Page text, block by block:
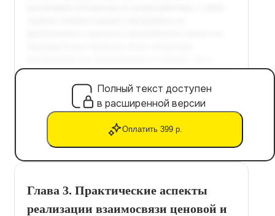
Полный текст доступен
в расширенной версии
Оплатить 399 р.
Глава 3. Практические аспекты
реализации взаимосвязи ценовой и